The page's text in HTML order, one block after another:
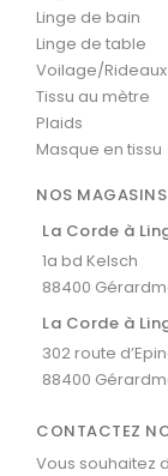
Linge de bain
Linge de table
Voilage/Rideaux
Tissu au mètre
Plaids
Masque en tissu
NOS
La Corde à
1a bd Kelsch
88400
La Corde à
302 route
88400
CONTACTEZ
Vous souhaitez